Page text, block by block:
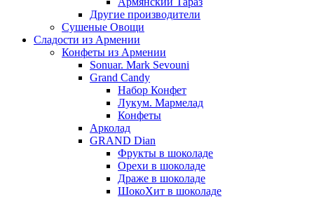
Другие производители
Сушеные Овощи
Сладости из Армении
Конфеты из Армении
Sonuar. Mark Sevouni
Grand Candy
Набор Конфет
Лукум. Мармелад
Конфеты
Арколад
GRAND Dian
Фрукты в шоколаде
Орехи в шоколаде
Драже в шоколаде
ШокоХит в шоколаде